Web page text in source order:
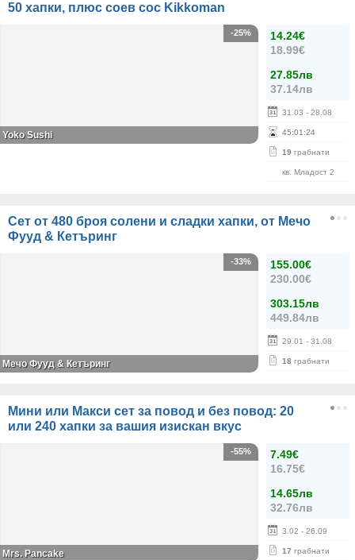
50 хапки, плюс соев сос Kikkoman
14.24€
18.99€
27.85лв
37.14лв
31.03 - 28.08
45:01 :24
19 грабнати
кв. Младост 2
-25%
Yoko Sushi
Сет от 480 броя солени и сладки хапки, от Мечо
Фууд & Кетъринг
155.00€
230.00€
303.15лв
449.84лв
29.01 - 31.08
18 грабнати
-33%
Мечо Фууд & Кетъринг
Мини или Макси сет за повод и без повод: 20
или 240 хапки за вашия изискан вкус
7.49€
16.75€
14.65лв
32.76лв
3.02 - 26.09
17 грабнати
-55%
Mrs. Pancake